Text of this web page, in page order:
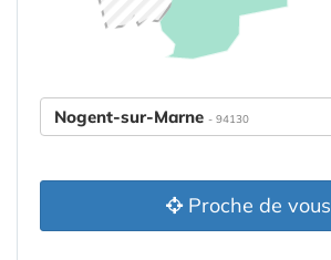
Nogent-sur-Marne - 94130
Proche de vous